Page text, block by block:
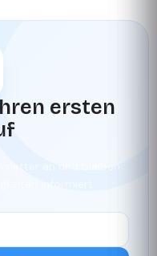
ersten